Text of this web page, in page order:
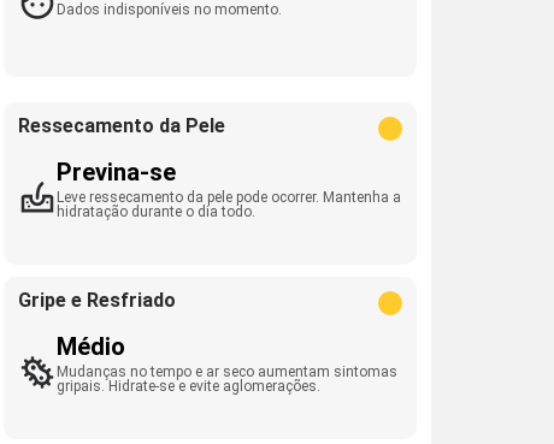
Dados indisponíveis no momento.
Ressecamento da Pele
Previna-se
Leve ressecamento da pele pode ocorrer. Mantenha a
hidratação durante o dia todo.
Gripe e Resfriado
Médio
Mudanças no tempo e ar seco aumentam sintomas
gripais. Hidrate-se e evite aglomerações.